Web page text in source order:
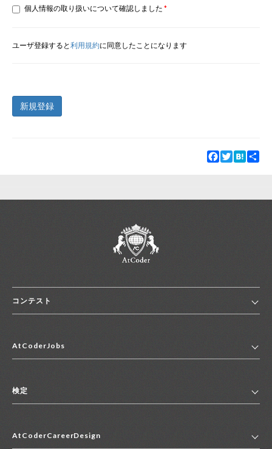
個人情報の取り扱いについて確認しました
ユーザ登録すると利用規約に同意したことになります
新規登録
Facebook
TwitterHatena
コンテスト
コンテスト一覧
便利リンク集
AtCoderJobs
2027年新卒採用求人一覧
中途採用求人一覧
検定
マイページ
AtCoderCareerDesign